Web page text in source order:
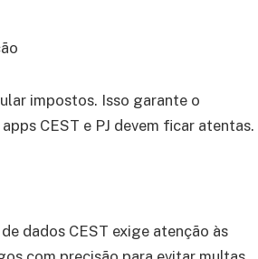
impostos. Isso garante o
CEST e PJ devem ficar atentas.
dados CEST exige atenção às